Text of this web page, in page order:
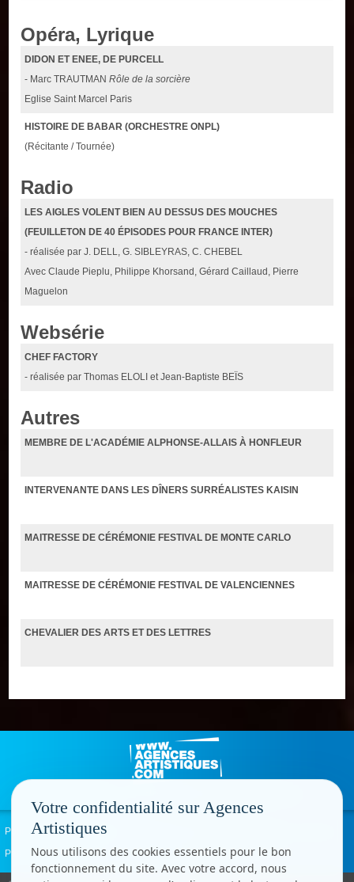
Opéra, Lyrique
DIDON ET ENEE, DE PURCELL
- Marc TRAUTMANRôle de la sorcière
Eglise Saint Marcel Paris
HISTOIRE DE BABAR (ORCHESTRE ONPL)
(Récitante / Tournée)
Radio
LES AIGLES VOLENT BIEN AU DESSUS DES MOUCHES
(FEUILLETON DE 40 ÉPISODES POUR FRANCE INTER)
- réalisée par J. DELL, G. SIBLEYRAS, C. CHEBEL
Avec Claude Pieplu, Philippe Khorsand, Gérard Caillaud, Pierre
Maguelon
Websérie
CHEF FACTORY
- réalisée par Thomas ELOLI et Jean-Baptiste BEÏS
Autres
MEMBRE DE L'ACADÉMIE ALPHONSE-ALLAIS À HONFLEUR
INTERVENANTE DANS LES DÎNERS SURRÉALISTES KAISIN
MAITRESSE DE CÉRÉMONIE FESTIVAL DE MONTE CARLO
MAITRESSE DE CÉRÉMONIE FESTIVAL DE VALENCIENNES
CHEVALIER DES ARTS ET DES LETTRES
Politique de confidentialité
Paramètres cookies
Votre confidentialité sur Agences
Artistiques
Nous utilisons des cookies essentiels pour le bon
fonctionnement du site. Avec votre accord, nous